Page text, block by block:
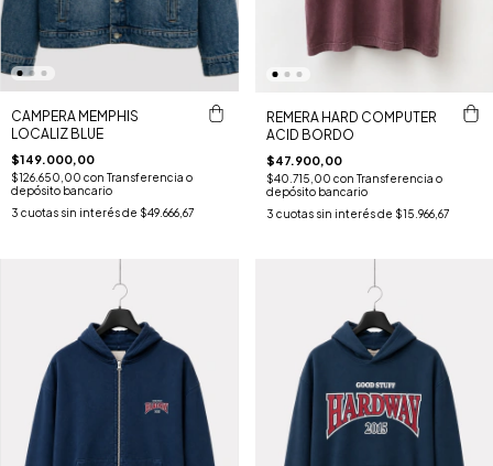
CAMPERA MEMPHIS
LOCALIZ BLUE
$149.000,00
$126.650,00 con Transferencia o
depósito bancario
3 cuotas sin interés de $49.666,67
REMERA HARD COMPUTER
ACID BORDO
$47.900,00
$40.715,00 con Transferencia o
depósito bancario
3 cuotas sin interés de $15.966,67